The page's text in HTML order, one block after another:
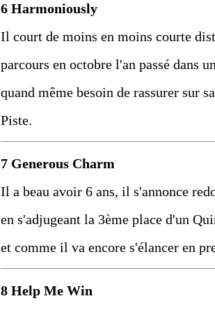
6 Harmoniously
Il court de moins en moins courte
parcours en octobre l'an passé dans
quand même besoin de rassurer sur
Piste.
7 Generous Charm
Il a beau avoir 6 ans, il s'annonce
en s'adjugeant la 3ème place d'un
et comme il va encore s'élancer en
8 Help Me Win